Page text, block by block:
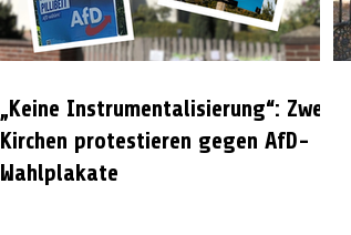
„Keine Instrumentalisierung“: Zwei
Kirchen protestieren gegen AfD-
Wahlplakate